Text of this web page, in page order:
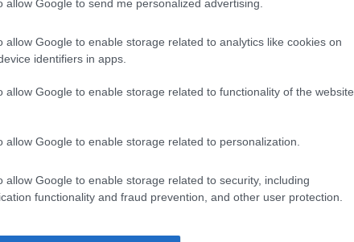
allow Google to send me personalized advertising.
allow Google to enable storage related to analytics like cookies on
identifiers in apps.
allow Google to enable storage related to functionality of the website
allow Google to enable storage related to personalization.
allow Google to enable storage related to security, including
functionality and fraud prevention, and other user protection.